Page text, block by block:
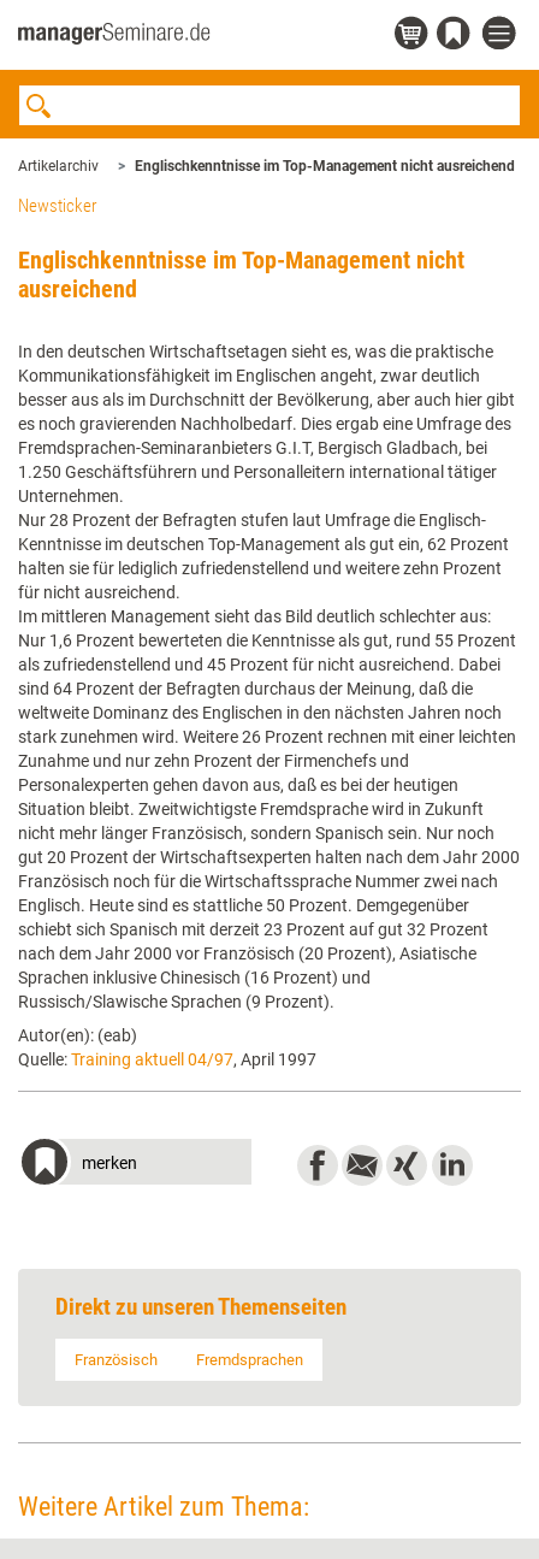
Artikelarchiv Englischkenntnisse im Top-Management nicht ausreichend
Newsticker
Englischkenntnisse im Top-Management nicht
ausreichend
In den deutschen Wirtschaftsetagen sieht es, was die praktische
Kommunikationsfähigkeit im Englischen angeht, zwar deutlich
besser aus als im Durchschnitt der Bevölkerung, aber auch hier gibt
es noch gravierenden Nachholbedarf. Dies ergab eine Umfrage des
Fremdsprachen-Seminaranbieters G.I.T, Bergisch Gladbach, bei
1.250 Geschäftsführern und Personalleitern international tätiger
Unternehmen.
Nur 28 Prozent der Befragten stufen laut Umfrage die Englisch-
Kenntnisse im deutschen Top-Management als gut ein, 62 Prozent
halten sie für lediglich zufriedenstellend und weitere zehn Prozent
für nicht ausreichend.
Im mittleren Management sieht das Bild deutlich schlechter aus:
Nur 1,6 Prozent bewerteten die Kenntnisse als gut, rund 55 Prozent
als zufriedenstellend und 45 Prozent für nicht ausreichend. Dabei
sind 64 Prozent der Befragten durchaus der Meinung, daß die
weltweite Dominanz des Englischen in den nächsten Jahren noch
stark zunehmen wird. Weitere 26 Prozent rechnen mit einer leichten
Zunahme und nur zehn Prozent der Firmenchefs und
Personalexperten gehen davon aus, daß es bei der heutigen
Situation bleibt. Zweitwichtigste Fremdsprache wird in Zukunft
nicht mehr länger Französisch, sondern Spanisch sein. Nur noch
gut 20 Prozent der Wirtschaftsexperten halten nach dem Jahr 2000
Französisch noch für die Wirtschaftssprache Nummer zwei nach
Englisch. Heute sind es stattliche 50 Prozent. Demgegenüber
schiebt sich Spanisch mit derzeit 23 Prozent auf gut 32 Prozent
nach dem Jahr 2000 vor Französisch (20 Prozent), Asiatische
Sprachen inklusive Chinesisch (16 Prozent) und
Russisch/Slawische Sprachen (9 Prozent).
Autor(en): (eab)
Quelle:Training aktuell 04/97, April 1997
merken
Direkt zu unseren Themenseiten
Französisch Fremdsprachen
Weitere Artikel zum Thema: